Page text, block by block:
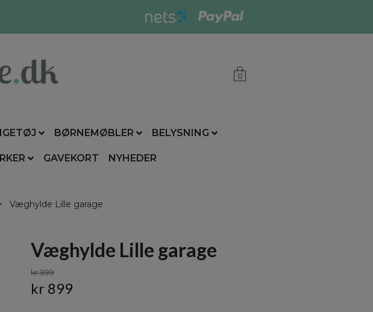
0
BØRNEMØBLER BELYSNING
GAVEKORT NYHEDER
Væghylde Lille garage
Væghylde Lille garage
kr 999
kr 899